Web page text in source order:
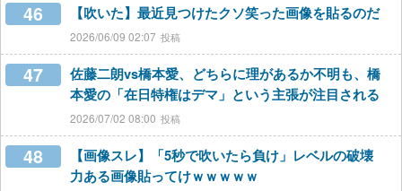
46 【吹いた】最近見つけたクソ笑った画像を貼るのだ
2026/06/09 02:07
47
佐藤二朗vs橋本愛、どちらに理があるか不明も、橋
本愛の「在日特権はデマ」という主張が注目される
2026/07/02 08:00
48
【画像スレ】「5秒で吹いたら負け」レベルの破壊
力ある画像貼ってけｗｗｗｗｗ